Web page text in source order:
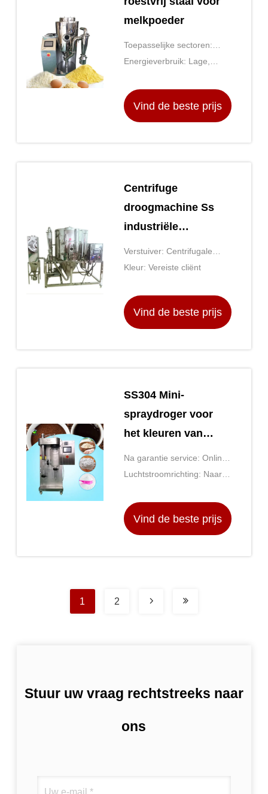
melkpoeder
Toepasselijke sectoren:
Fabriek
Energieverbruik: Lage,
Vind de beste prijs
Centrifuge
droogmachine Ss
industriële
droogmachine
Verstuiver: Centrifugale
spray Kleur: Vereiste cliënt
Vind de beste prijs
SS304 Mini-
spraydroger voor
het kleuren van
dranken met
smaakstoffen
Na garantie service: Online
ondersteuning
Luchtstroomrichting: Naar
Vind de beste prijs
1 2
Stuur uw vraag rechtstreeks naar
ons